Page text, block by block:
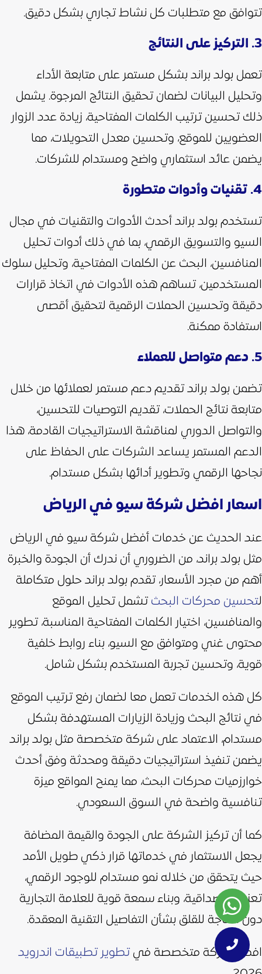
تتوافق مع متطلبات كل نشاط تجاري بشكل دقيق.
3. التركيز على النتائج
تعمل بولد براند بشكل مستمر على متابعة الأداء
وتحليل البيانات لضمان تحقيق النتائج المرجوة. يشمل
ذلك تحسين ترتيب الكلمات المفتاحية، زيادة عدد الزوار
العضويين للموقع، وتحسين معدل التحويلات، مما
يضمن عائد استثماري واضح ومستدام للشركات.
4. تقنيات وأدوات متطورة
تستخدم بولد براند أحدث الأدوات والتقنيات في مجال
السيو والتسويق الرقمي، بما في ذلك أدوات تحليل
المنافسين، البحث عن الكلمات المفتاحية، وتحليل سلوك
المستخدمين، تساهم هذه الأدوات في اتخاذ قرارات
دقيقة وتحسين الحملات الرقمية لتحقيق أقصى
استفادة ممكنة.
5. دعم متواصل للعملاء
تضمن بولد براند تقديم دعم مستمر لعملائها من خلال
متابعة نتائج الحملات، تقديم التوصيات للتحسين،
والتواصل الدوري لمناقشة الاستراتيجيات القادمة، هذا
الدعم المستمر يساعد الشركات على الحفاظ على
نجاحها الرقمي وتطوير أدائها بشكل مستدام.
اسعار افضل شركة سيو في الرياض
عند الحديث عن خدمات أفضل شركة سيو في الرياض
مثل بولد براند، من الضروري أن ندرك أن الجودة والخبرة
أهم من مجرد الأسعار،تقدم بولد براند حلول متكاملة
لتحسين محركات البحث تشمل تحليل الموقع
والمنافسين، اختيار الكلمات المفتاحية المناسبة، تطوير
محتوى غني ومتوافق مع السيو، بناء روابط خلفية
قوية، وتحسين تجربة المستخدم بشكل شامل.
كل هذه الخدمات تعمل معا لضمان رفع ترتيب الموقع
في نتائج البحث وزيادة الزيارات المستهدفة بشكل
مستدام، الاعتماد على شركة متخصصة مثل بولد براند
يضمن تنفيذ استراتيجيات دقيقة ومحدثة وفق أحدث
خوارزميات محركات البحث، مما يمنح المواقع ميزة
تنافسية واضحة في السوق السعودي.
كما أن تركيز الشركة على الجودة والقيمة المضافة
يجعل الاستثمار في خدماتها قرار ذكي طويل الأمد
حيث يتحقق من خلاله نمو مستدام للوجود الرقمي،
تعزيز المصداقية، وبناء سمعة قوية للعلامة التجارية
دون الحاجة للقلق بشأن التفاصيل التقنية المعقدة.
افضل شركة متخصصة فيتطوير تطبيقات اندرويد